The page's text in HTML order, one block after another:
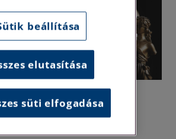
Szalai Krisztina
menete
beállítása
elutasítása
süti elfogadása